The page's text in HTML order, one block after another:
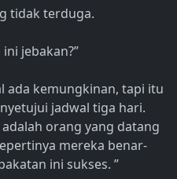
tidak terduga.
jebakan?”
ada kemungkinan, tapi itu
jadwal tiga hari.
orang yang datang
mereka benar-
ini sukses. ”